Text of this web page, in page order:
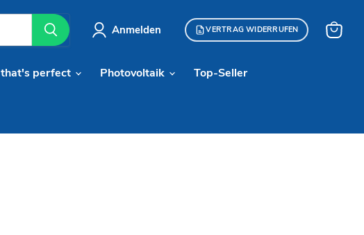
Anmelden VERTRAG WIDERRUFEN
that's perfect Photovoltaik Top-Seller